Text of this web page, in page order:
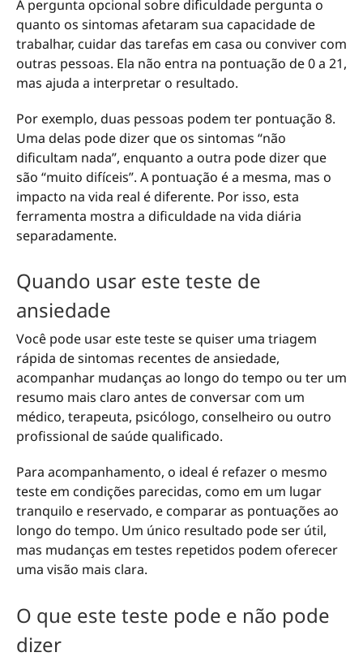
A pergunta opcional sobre dificuldade pergunta o
quanto os sintomas afetaram sua capacidade de
trabalhar, cuidar das tarefas em casa ou conviver com
outras pessoas. Ela não entra na pontuação de 0 a 21,
mas ajuda a interpretar o resultado.
Por exemplo, duas pessoas podem ter pontuação 8.
Uma delas pode dizer que os sintomas “não
dificultam nada”, enquanto a outra pode dizer que
são “muito difíceis”. A pontuação é a mesma, mas o
impacto na vida real é diferente. Por isso, esta
ferramenta mostra a dificuldade na vida diária
separadamente.
Quando usar este teste de
ansiedade
Você pode usar este teste se quiser uma triagem
rápida de sintomas recentes de ansiedade,
acompanhar mudanças ao longo do tempo ou ter um
resumo mais claro antes de conversar com um
médico, terapeuta, psicólogo, conselheiro ou outro
profissional de saúde qualificado.
Para acompanhamento, o ideal é refazer o mesmo
teste em condições parecidas, como em um lugar
tranquilo e reservado, e comparar as pontuações ao
longo do tempo. Um único resultado pode ser útil,
mas mudanças em testes repetidos podem oferecer
uma visão mais clara.
O que este teste pode e não pode
dizer